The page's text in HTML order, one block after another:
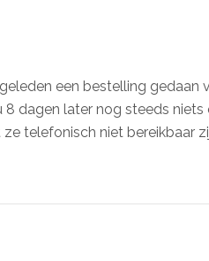
een bestelling gedaan
8 dagen later nog steeds
telefonisch niet bereikbaar